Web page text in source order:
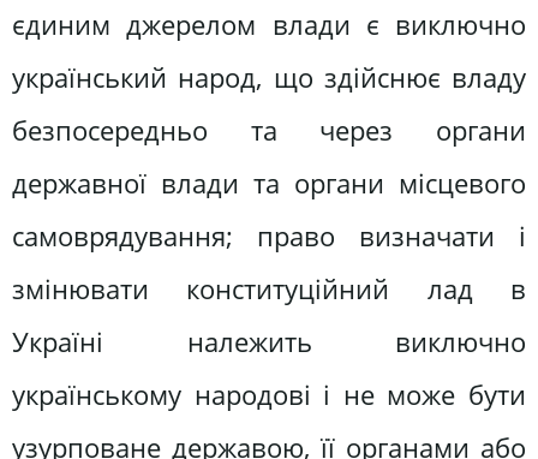
єдиним джерелом влади є виключно
український народ, що здійснює владу
безпосередньо та через органи
державної влади та органи місцевого
самоврядування; право визначати і
змінювати конституційний лад в
Україні належить виключно
українському народові і не може бути
узурповане державою, її органами або